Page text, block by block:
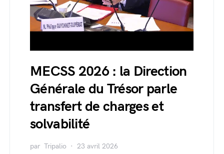
MECSS 2026 : la Direction
Générale du Trésor parle
transfert de charges et
solvabilité
par Tripalio 23 avril 2026